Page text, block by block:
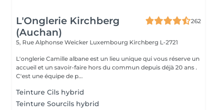
L'Onglerie Kirchberg
(Auchan)
262
5, Rue Alphonse Weicker Luxembourg Kirchberg L-2721
L'onglerie Camille albane est un lieu unique qui vous réserve un
accueil et un savoir-faire hors du commun depuis déjà 20 ans .
C'est une équipe de p...
Teinture Cils hybrid
Teinture Sourcils hybrid